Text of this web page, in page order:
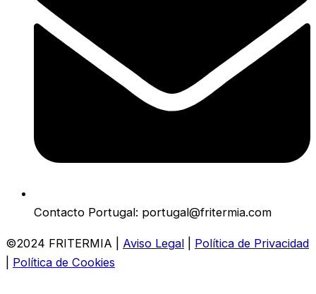
Contacto Portugal: portugal@fritermia.com
©2024 FRITERMIA | Aviso Legal
Política de Privacidad
Política de Cookies